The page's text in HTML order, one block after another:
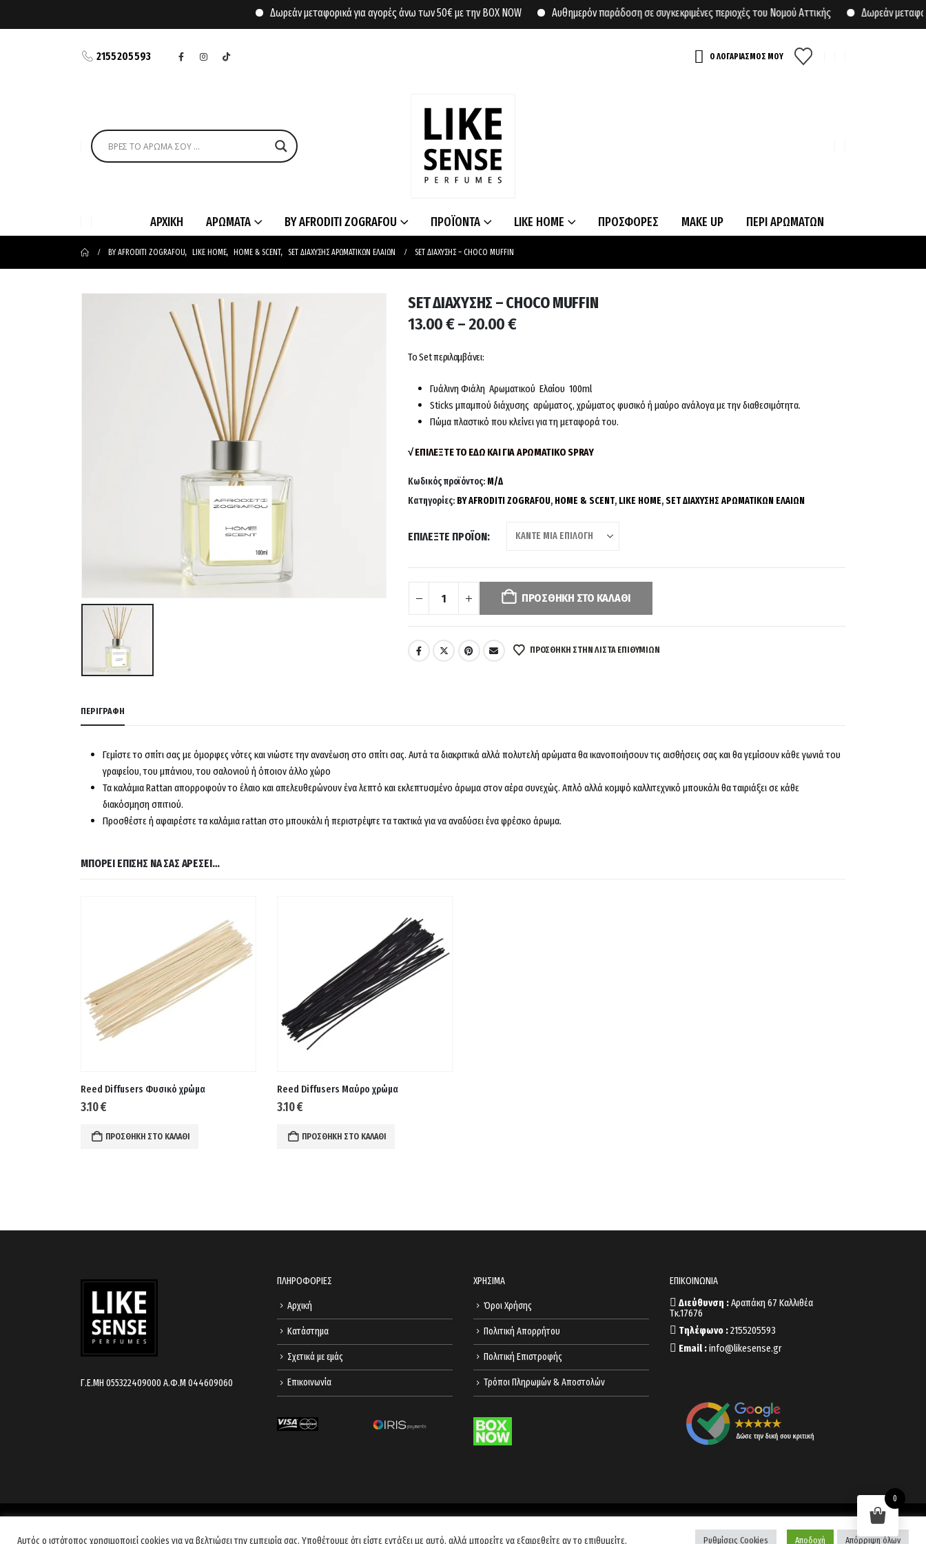
Δωρεάν μεταφορικά για αγορές άνω των 50€ με την BOX NOW Αυθημερόν παράδοση σε συγκεκριμένες περιοχές του Νομού Αττικής Δωρεάν
2155205593 Ο ΛΟΓΑΡΙΑΣΜΟΣ ΜΟΥ
ΑΡΧΙΚΗ ΑΡΩΜΑΤΑ BY AFRODITI ZOGRAFOU ΠΡΟΪΟΝΤΑ LIKE HOME ΠΡΟΣΦΟΡΕΣ MAKE UP ΠΕΡΙ ΑΡΩΜΑΤΩΝ
BY AFRODITI ZOGRAFOU, LIKE HOME, HOME & SCENT, SET ΔΙΑΧΥΣΗΣ ΑΡΩΜΑΤΙΚΩΝ ΕΛΑΙΩΝ SET ΔΙΑΧΥΣΗΣ – CHOCO MUFFIN
SET ΔΙΑΧΥΣΗΣ – CHOCO MUFFIN
13.00€–20.00€Price
20.00 €
Το Set περιλαμβάνει:
Γυάλινη Φιάλη Αρωματικού Ελαίου 100ml
Sticks μπαμπού διάχυσης αρώματος, χρώματος φυσικό ή μαύρο ανάλογα μετην διαθεσιμότητα.
Πώμα πλαστικό που κλείνει για τη μεταφορά του.
√ ΕΠΙΛΕΞΤΕ ΤΟ ΕΔΩ ΚΑΙ ΓΙΑ ΑΡΩΜΑΤΙΚΟ SPRAY
Κωδικός προϊόντος: Μ/Δ
Κατηγορίες: BY AFRODITI ZOGRAFOU, HOME & SCENT, LIKE HOME,SET ΔΙΑΧΥΣΗΣ ΑΡΩΜΑΤΙΚΩΝ ΕΛΑΙΩΝ
ΕΠΙΛΈΞΤΕ ΠΡΟΪΌΝ
selection
has
been
reset.
Please
select
before
this
to
cart.
ΠΡΟΣΘΉΚΗ ΣΤΟ ΚΑΛΆΘΙ
ΠΡΌΣΘΉΚΗ ΣΤΗΝ ΛΊΣΤΑ ΕΠΙΘΥΜΙΏΝ
ΠΕΡΙΓΡΑΦΉ
Γεμίστε το σπίτι σας με όμορφες νότες και νιώστε την ανανέωση στο σπίτι σας. Αυτά τα διακριτικά αλλά πολυτελή αρώματα θα ικανοποιήσουν τις αισθήσεις σας και θα γεμίσουν κάθε γωνιά του
γραφείου, του μπάνιου, του σαλονιού ή όποιον άλλο χώρο
Τα καλάμια Rattan απορροφούν το έλαιο και απελευθερώνουν ένα λεπτό και εκλεπτυσμένο άρωμα στον αέρα συνεχώς. Απλό αλλά κομψό καλλιτεχνικό μπουκάλι θα ταιριάξει σε κάθε
διακόσμηση σπιτιού.
Προσθέστε ή αφαιρέστε τα καλάμια rattan στο μπουκάλι ή περιστρέψτε τα τακτικά για να αναδύσει ένα φρέσκο ​​άρωμα.
ΜΠΟΡΕΊ ΕΠΊΣΗΣ ΝΑ ΣΑΣ ΑΡΈΣΕΙ…
Reed Diffusers Φυσικό χρώμα
3.10€
ΠΡΟΣΘΉΚΗ ΣΤΟ ΚΑΛΆΘΙ
Reed Diffusers Μαύρο χρώμα
3.10€
ΠΡΟΣΘΉΚΗ ΣΤΟ ΚΑΛΆΘΙ
Γ.Ε.ΜΗ 055322409000 Α.Φ.Μ 044609060
ΠΛΗΡΟΦΟΡΙΕΣ
Αρχική
Κατάστημα
Σχετικά με εμάς
Επικοινωνία
ΧΡΗΣΙΜΑ
Όροι Χρήσης
Πολιτική Απορρήτου
Πολιτική Επιστροφής
Τρόποι Πληρωμών & Αποστολών
ΕΠΙΚΟΙΝΩΝΙΑ
Διεύθυνση :Αραπάκη 67 Καλλιθέα
Τκ.17676
Τηλέφωνο :2155205593
Email :info@likesense.gr
Copyright 2022 © likesense.gr Developed by Codnext Software
Αυτός ο ιστότοπος χρησιμοποιεί cookies για να βελτιώσει την εμπειρία σας. Υποθέτουμε ότι είστε εντάξει με αυτό, αλλά μπορείτε να εξαιρεθείτε αν το επιθυμείτε. Ρυθμίσεις Cookies Αποδοχή Απόρριψη όλων
0